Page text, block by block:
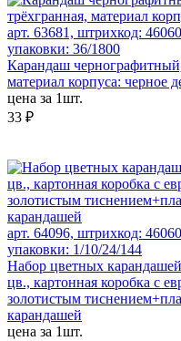
арт. 63681, штрихкод:
упаковки: 36/1800
Карандаш
материал корпуса: черное
цена за 1шт.
33 ₽
арт. 64096, штрихкод:
упаковки: 1/10/24/144
Набор цветных
цв., картонная коробка с
золотистым
карандашей
цена за 1шт.